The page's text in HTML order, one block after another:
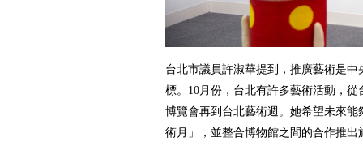
台北市議員許淑華提到，推廣藝術是
標。10月份，台北有許多藝術活動，
博覽會再到台北藝術週。她希望未來
術月」，並整合博物館之間的合作推